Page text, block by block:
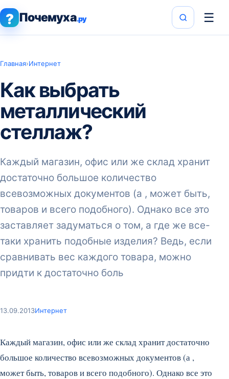
? Почемуха.ру ☰
Главная›Интернет
Как выбрать
металлический
стеллаж?
Каждый магазин, офис или же склад хранит
достаточно большое количество
всевозможных документов (а , может быть,
товаров и всего подобного). Однако все это
заставляет задуматься о том, а где же все-
таки хранить подобные изделия? Ведь, если
сравнивать вес каждого товара, можно
придти к достаточно боль
13.09.2013Интернет
Каждый магазин, офис или же склад хранит достаточно
большое количество всевозможных документов (а ,
может быть, товаров и всего подобного). Однако все это